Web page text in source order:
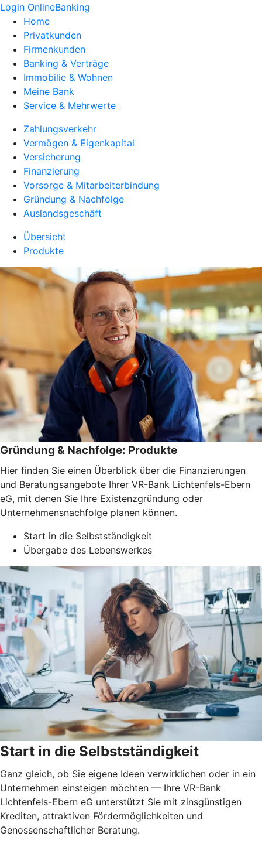
Login OnlineBanking
Home
Privatkunden
Firmenkunden
Banking & Verträge
Immobilie & Wohnen
Meine Bank
Service & Mehrwerte
Zahlungsverkehr
Vermögen & Eigenkapital
Versicherung
Finanzierung
Vorsorge & Mitarbeiterbindung
Gründung & Nachfolge
Auslandsgeschäft
Übersicht
Produkte
Gründung & Nachfolge: Produkte
Hier finden Sie einen Überblick über die Finanzierungen
und Beratungsangebote Ihrer VR-Bank Lichtenfels-Ebern
eG, mit denen Sie Ihre Existenzgründung oder
Unternehmensnachfolge planen können.
Start in die Selbstständigkeit
Übergabe des Lebenswerkes
Start in die Selbstständigkeit
Ganz gleich, ob Sie eigene Ideen verwirklichen oder in ein
Unternehmen einsteigen möchten — Ihre VR-Bank
Lichtenfels-Ebern eG unterstützt Sie mit zinsgünstigen
Krediten, attraktiven Fördermöglichkeiten und
Genossenschaftlicher Beratung.